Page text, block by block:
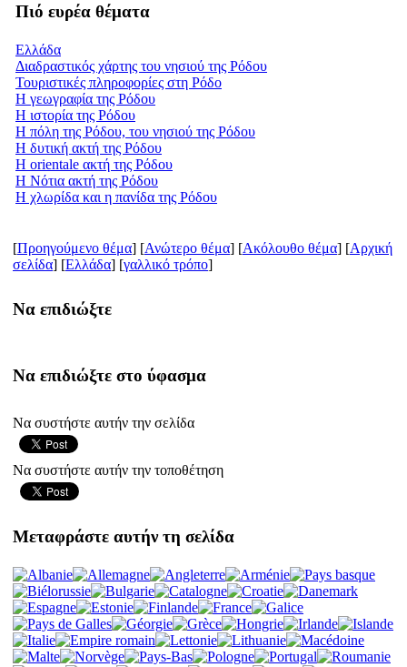
Πιό ευρέα θέματα
Ελλάδα
Διαδραστικός χάρτης του νησιού της Ρόδου
Τουριστικές πληροφορίες στη Ρόδο
Η γεωγραφία της Ρόδου
Η ιστορία της Ρόδου
Η πόλη της Ρόδου, του νησιού της Ρόδου
Η δυτική ακτή της Ρόδου
Η orientale ακτή της Ρόδου
Η Νότια ακτή της Ρόδου
Η χλωρίδα και η πανίδα της Ρόδου
[Προηγούμενο θέμα] [Ανώτερο θέμα] [Ακόλουθο θέμα] [Aρχική
σελίδα] [Ελλάδα] [γαλλικό τρόπο]
Να επιδιώξτε
Να επιδιώξτε στο ύφασμα
Να συστήστε αυτήν την σελίδα
Να συστήστε αυτήν την τοποθέτηση
Μεταφράστε αυτήν τη σελίδα